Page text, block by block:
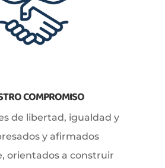
COMPROMISO
de libertad, igualdad y
y afirmados
orientados a construir